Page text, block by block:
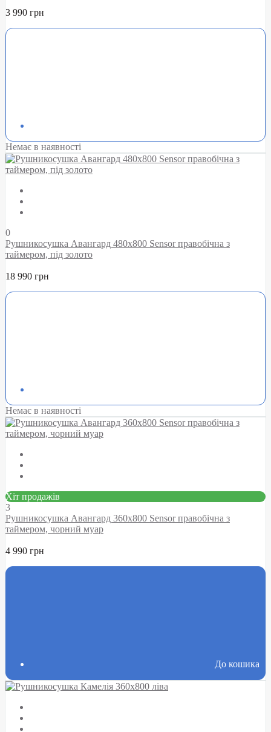
3 990 грн
Немає в наявності
0
Рушникосушка Авангард 480х800 Sensor правобічна з
таймером, під золото
18 990 грн
Немає в наявності
Хіт продажів
3
Рушникосушка Авангард 360х800 Sensor правобічна з
таймером, чорний муар
4 990 грн
До кошика